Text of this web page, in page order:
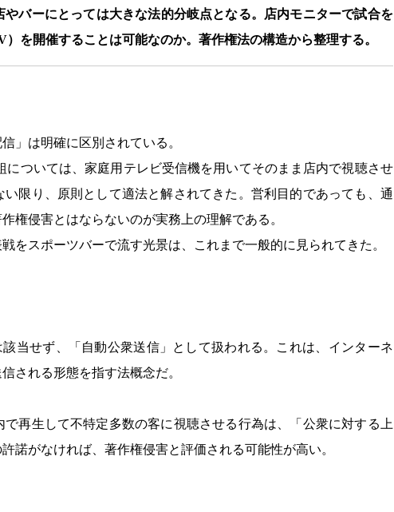
バーにとっては大きな法的分岐点となる。店内モニターで試合を
を開催することは可能なのか。著作権法の構造から整理する。
」は明確に区別されている。
ついては、家庭用テレビ受信機を用いてそのまま店内で視聴させ
限り、原則として適法と解されてきた。営利目的であっても、通
権侵害とはならないのが実務上の理解である。
をスポーツバーで流す光景は、これまで一般的に見られてきた。
当せず、「自動公衆送信」として扱われる。これは、インターネ
される形態を指す法概念だ。
再生して不特定多数の客に視聴させる行為は、「公衆に対する上
諾がなければ、著作権侵害と評価される可能性が高い。